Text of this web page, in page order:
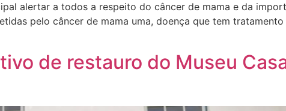
alertar a todos a respeito do câncer de mama e da
pelo câncer de mama uma, doença que tem
de restauro do Museu